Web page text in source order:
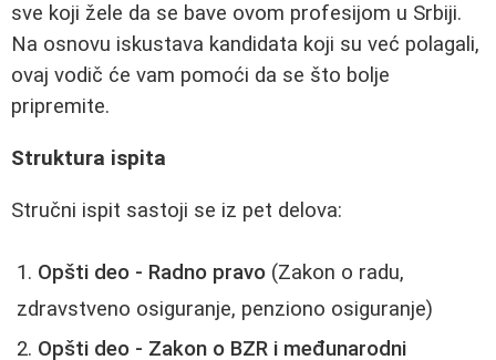
sve koji žele da se bave ovom profesijom u Srbiji.
Na osnovu iskustava kandidata koji su već polagali,
ovaj vodič će vam pomoći da se što bolje
pripremite.
Struktura ispita
Stručni ispit sastoji se iz pet delova:
Opšti deo - Radno pravo (Zakon o radu,
zdravstveno osiguranje, penziono osiguranje)
Opšti deo - Zakon o BZR i međunarodni